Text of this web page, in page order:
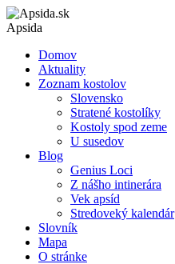
Apsida
Domov
Aktuality
Zoznam kostolov
Slovensko
Stratené kostolíky
Kostoly spod zeme
U susedov
Blog
Genius Loci
Z nášho intinerára
Vek apsíd
Stredoveký kalendár
Slovník
Mapa
O stránke